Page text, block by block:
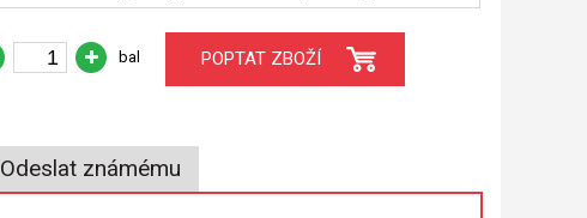
bal POPTAT ZBOŽÍ
Odeslat známému